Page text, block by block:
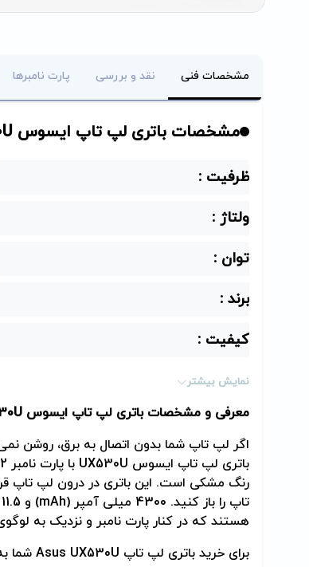
مشخصات فنی نقد و بررسی پارت نامبرها
مشخصات باتری لپ تاپ ایسوس Asus UX530U پارت نامبر C31N1622
ظرفیت :
ولتاژ :
توان :
برند :
کیفیت :
پارت نامبر (Part Number) :
نمایش بیشتر
معرفی و مشخصات باتری لپ تاپ ایسوس
اگر لپ تاپ شما بدون اتصال به برق، روشن
باتری لپ تاپ ایسوس UX530U با پارت نامبر
رنگ مشکی است. این باتری در درون لپ تاپ
تاپ را باز کنید. 4300 میلی آمپر (
mAh) و 11.5 ولت (
هستند که در کنار پارت نامبر و نزدیک به لوگوی
برای خرید باتری لپ تاپ Asus UX530U شما